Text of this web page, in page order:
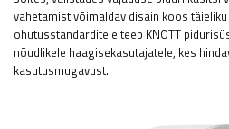
vahetamist võimaldav disain koos
ohutusstandarditele teeb KNOTT
nõudlikele haagisekasutajatele, kes
kasutusmugavust.